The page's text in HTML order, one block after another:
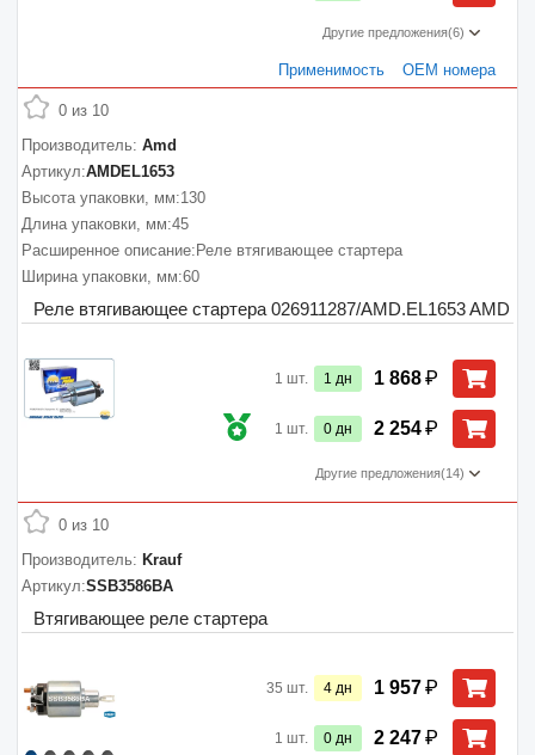
Другие предложения(6)
Применимость ОЕМ номера
Реле втягивающее стартера 026911287/AMD.EL1653 AMD
0 из 10
Производитель: Amd
Артикул:AMDEL1653
Высота упаковки, мм:130
Длина упаковки, мм:45
Расширенное описание: Реле втягивающее стартера
Ширина упаковки, мм:60
1 шт. 1 дн 1 868₽
1 шт. 0 дн 2 254₽
Другие предложения(14)
Втягивающее реле стартера
0 из 10
Производитель: Krauf
Артикул:SSB3586BA
35 шт. 4 дн 1 957₽
1 шт. 0 дн 2 247₽